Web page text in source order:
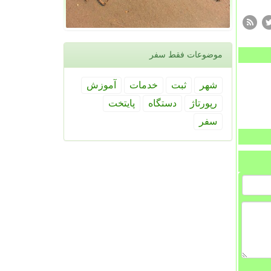
موضوعات فقط سفر
شهر ثبت خدمات
آموزش
رپورتاژ
دستگاه
پایتخت
سفر